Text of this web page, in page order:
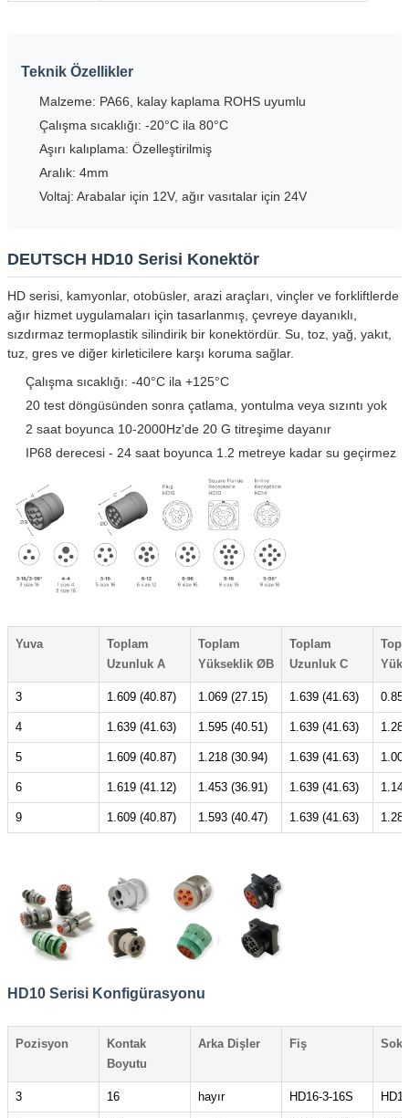
Teknik Özellikler
Malzeme: PA66, kalay kaplama ROHS uyumlu
Çalışma sıcaklığı: -20°C ila 80°C
Aşırı kalıplama: Özelleştirilmiş
Aralık: 4mm
Voltaj: Arabalar için 12V, ağır vasıtalar için 24V
DEUTSCH HD10 Serisi Konektör
HD serisi, kamyonlar, otobüsler, arazi araçları, vinçler ve forkliftlerde
ağır hizmet uygulamaları için tasarlanmış, çevreye dayanıklı,
sızdırmaz termoplastik silindirik bir konektördür. Su, toz, yağ, yakıt,
tuz, gres ve diğer kirleticilere karşı koruma sağlar.
Çalışma sıcaklığı: -40°C ila +125°C
20 test döngüsünden sonra çatlama, yontulma veya sızıntı yok
2 saat boyunca 10-2000Hz'de 20 G titreşime dayanır
IP68 derecesi - 24 saat boyunca 1.2 metreye kadar su geçirmez
Yuva
Toplam
Uzunluk A
Toplam
Yükseklik ØB
Toplam
Uzunluk C
3 1.609 (40.87) 1.069 (27.15) 1.639 (41.63)
4 1.639 (41.63) 1.595 (40.51) 1.639 (41.63)
5 1.609 (40.87) 1.218 (30.94) 1.639 (41.63)
6 1.619 (41.12) 1.453 (36.91) 1.639 (41.63)
9 1.609 (40.87) 1.593 (40.47) 1.639 (41.63)
HD10 Serisi Konfigürasyonu
Pozisyon
Kontak
Boyutu
Arka Dişler Fiş
3 16 hayır HD16-3-16S